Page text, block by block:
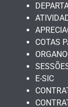
COTAS
E-SIC